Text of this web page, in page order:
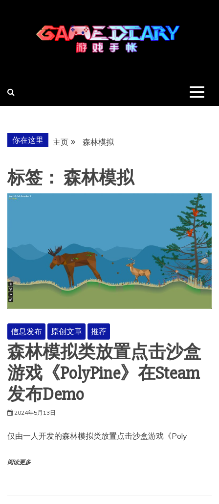
你在这里 主页 森林模拟
标签： 森林模拟
信息发布 原创文章 推荐
森林模拟类放置点击沙盒
游戏《PolyPine》在Steam
发布Demo
2024年5月13日
仅由一人开发的森林模拟类放置点击沙盒游戏《Poly
阅读更多